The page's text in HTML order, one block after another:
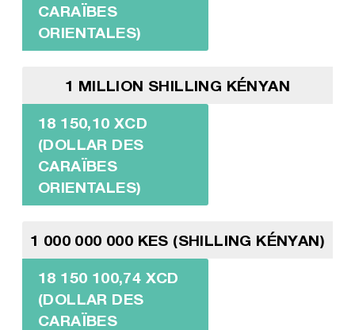
CARAÏBES
ORIENTALES)
1 MILLION SHILLING KÉNYAN
18 150,10 XCD
(DOLLAR DES
CARAÏBES
ORIENTALES)
1 000 000 000 KES (SHILLING KÉNYAN)
18 150 100,74 XCD
(DOLLAR DES
CARAÏBES